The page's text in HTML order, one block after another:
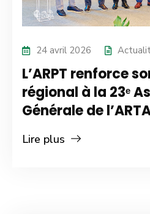
24 avril 2026
L’ARPT renforce
régional à la 23ᵉ
Générale de
Lire plus